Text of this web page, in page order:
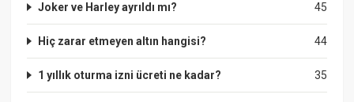
45
Joker ve Harley ayrıldı mı?
44
Hiç zarar etmeyen altın hangisi?
35
1 yıllık oturma izni ücreti ne kadar?